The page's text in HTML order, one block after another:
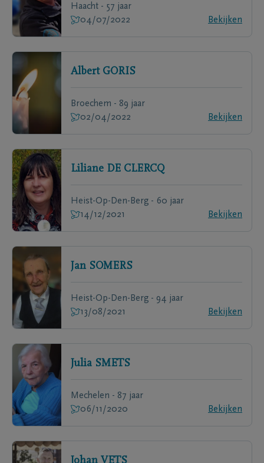
Haacht - 57 jaar
04/07/2022
Bekijken
Albert GORIS
Broechem - 89 jaar
02/04/2022
Bekijken
Liliane DE CLERCQ
Heist-Op-Den-Berg - 60 jaar
14/12/2021
Bekijken
Jan SOMERS
Heist-Op-Den-Berg - 94 jaar
13/08/2021
Bekijken
Julia SMETS
Mechelen - 87 jaar
06/11/2020
Bekijken